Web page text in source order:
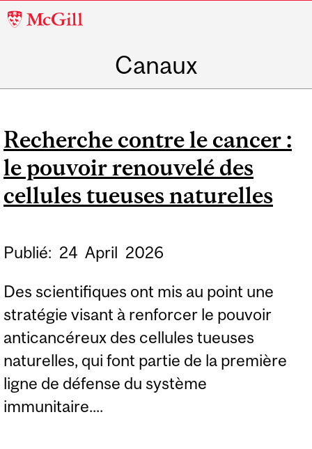
McGill
Canaux
Recherche contre le cancer :
le pouvoir renouvelé des
cellules tueuses naturelles
Publié: 24 April 2026
Des scientifiques ont mis au point une
stratégie visant à renforcer le pouvoir
anticancéreux des cellules tueuses
naturelles, qui font partie de la première
ligne de défense du système
immunitaire....